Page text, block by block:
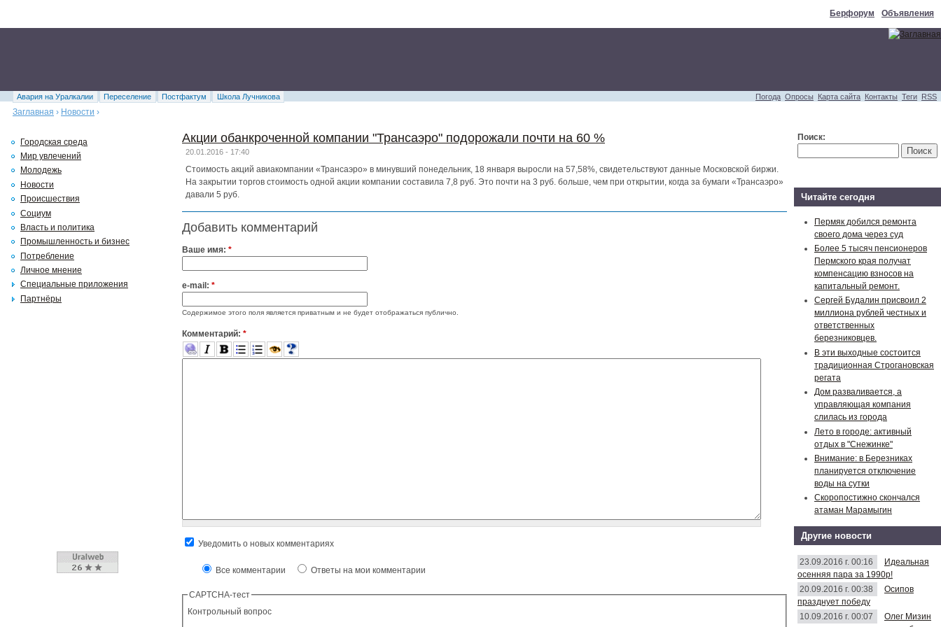
Берфорум Объявления
Погода Опросы Карта сайта Контакты Теги RSS
Авария на Уралкалии Переселение Постфактум
Школа Лучникова
Заглавная › Новости ›
Акции обанкроченной компании "Трансаэро" подорожали почти на 60 %
20.01.2016 - 17:40
Стоимость акций авиакомпании «Трансаэро» в минувший понедельник, 18 января выросли на 57,58%, свидетельствуют данные Московской биржи.
На закрытии торгов стоимость одной акции компании составила 7,8 руб. Это почти на 3 руб. больше, чем при открытии, когда за бумаги «Трансаэро»
давали 5 руб.
Добавить комментарий
Ваше имя: *
e-mail: *
Содержимое этого поля является приватным и не будет отображаться публично.
Комментарий: *
Уведомить о новых комментариях
Все комментарии Ответы на мои комментарии
CAPTCHA-тест
Контрольный вопрос
Городская среда
Мир увлечений
Молодежь
Новости
Происшествия
Социум
Власть и политика
Промышленность и бизнес
Потребление
Личное мнение
Специальные приложения
Партнёры
Поиск:
Читайте сегодня
Пермяк добился ремонта
своего дома через суд
Более 5 тысяч пенсионеров
Пермского края получат
компенсацию взносов на
капитальный ремонт.
Сергей Будалин присвоил 2
миллиона рублей честных и
ответственных
березниковцев.
В эти выходные состоится
традиционная Строгановская
регата
Дом разваливается, а
управляющая компания
слилась из города
Лето в городе: активный
отдых в "Снежинке"
Внимание: в Березниках
планируется отключение
воды на сутки
Скоропостижно скончался
атаман Марамыгин
Другие новости
23.09.2016 г. 00:16
Идеальная
осенняя пара за 1990р!
20.09.2016 г. 00:38
Осипов
празднует победу
10.09.2016 г. 00:07
Олег Мизин